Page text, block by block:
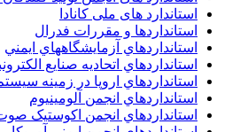
استاندارد های ملی کانادا
استانداردها و مقررات فدرال
استانداردهاي آزمايشگاههاي ايمني
استانداردهاي اتحاديه صنايع
استانداردهاي اروپا در زمينه
استانداردهاي انجمن آلومينيوم
استانداردهاي انجمن اکوستيک